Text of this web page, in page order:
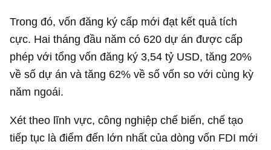
Trong đó, vốn đăng ký cấp mới đạt kết quả tích
cực. Hai tháng đầu năm có 620 dự án được cấp
phép với tổng vốn đăng ký 3,54 tỷ USD, tăng 20%
về số dự án và tăng 62% về số vốn so với cùng kỳ
năm ngoái.
Xét theo lĩnh vực, công nghiệp chế biến, chế tạo
tiếp tục là điểm đến lớn nhất của dòng vốn FDI mới